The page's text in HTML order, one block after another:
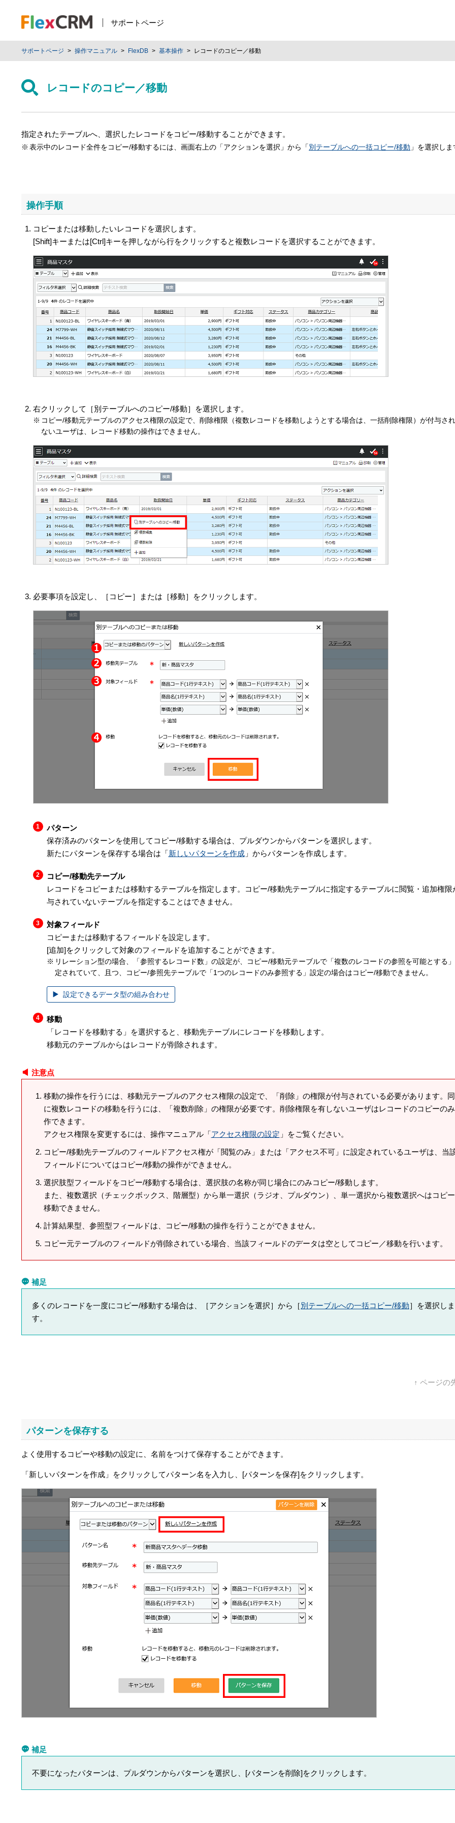
サポートページ
サポートページ 操作マニュアル FlexDB 基本操作 レコードのコピー／移動
レコードのコピー／移動
指定されたテーブルへ、選択したレコードをコピー/移動することができます。
表示中のレコード全件をコピー/移動するには、画面右上の「アクションを選択」から「 別テーブルへの一括コピー/移動 」を選択し
操作手順
コピーまたは移動したいレコードを選択します。
[Shift]キーまたは[Ctrl]キーを押しながら行をクリックすると複数レコードを選択することができます。
右クリックして［別テーブルへのコピー/移動］を選択します。
コピー/移動元テーブルのアクセス権限の設定で、削除権限（複数レコードを移動しようとする場合は、一括削除権限）が付与さ
ないユーザは、レコード移動の操作はできません。
必要事項を設定し、［コピー］または［移動］をクリックします。
パターン
保存済みのパターンを使用してコピー/移動する場合は、プルダウンからパターンを選択します。
新たにパターンを保存する場合は「新しいパターンを作成」からパターンを作成します。
コピー/移動先テーブル
レコードをコピーまたは移動するテーブルを指定します。コピー/移動先テーブルに指定するテーブルに閲覧・追加権限
与されていないテーブルを指定することはできません。
対象フィールド
コピーまたは移動するフィールドを設定します。
[追加]をクリックして対象のフィールドを追加することができます。
リレーション型の場合、「参照するレコード数」の設定が、コピー/移動元テーブルで「複数のレコードの参照を可能とする
定されていて、且つ、コピー/参照先テーブルで「1つのレコードのみ参照する」設定の場合はコピー/移動できません。
設定できるデータ型の組み合わせ
移動
「レコードを移動する」を選択すると、移動先テーブルにレコードを移動します。
移動元のテーブルからはレコードが削除されます。
注意点
移動の操作を行うには、移動元テーブルのアクセス権限の設定で、「削除」の権限が付与されている必要があります。
に複数レコードの移動を行うには、「複数削除」の権限が必要です。削除権限を有しないユーザはレコードのコピーの
作できます。
アクセス権限を変更するには、操作マニュアル「アクセス権限の設定 」をご覧ください。
コピー/移動先テーブルのフィールドアクセス権が「閲覧のみ」または「アクセス不可」に設定されているユーザは、当
フィールドについてはコピー/移動の操作ができません。
選択肢型フィールドをコピー/移動する場合は、選択肢の名称が同じ場合にのみコピー/移動します。
また、複数選択（チェックボックス、階層型）から単一選択（ラジオ、プルダウン）、単一選択から複数選択へはコピ
移動できません。
計算結果型、参照型フィールドは、コピー/移動の操作を行うことができません。
コピー元テーブルのフィールドが削除されている場合、当該フィールドのデータは空としてコピー／移動を行います。
補足
多くのレコードを一度にコピー/移動する場合は、［アクションを選択］から［別テーブルへの一括コピー/移動］を選択しま
す。
↑ ページの
パターンを保存する
よく使用するコピーや移動の設定に、名前をつけて保存することができます。
「新しいパターンを作成」をクリックしてパターン名を入力し、[パターンを保存]をクリックします。
補足
不要になったパターンは、プルダウンからパターンを選択し、[パターンを削除]をクリックします。